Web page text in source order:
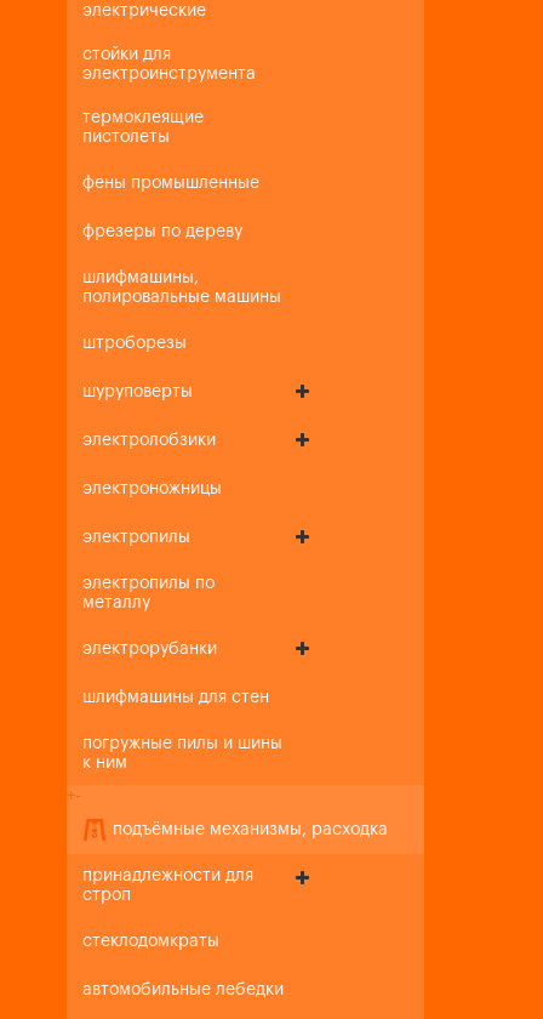
электрические
стойки для
электроинструмента
термоклеящие
пистолеты
фены промышленные
фрезеры по дереву
шлифмашины,
полировальные машины
штроборезы
шуруповерты
электролобзики
электроножницы
электропилы
электропилы по
металлу
электрорубанки
шлифмашины для стен
погружные пилы и шины
к ним
+-
подъёмные механизмы, расходка
принадлежности для
строп
стеклодомкраты
автомобильные лебедки